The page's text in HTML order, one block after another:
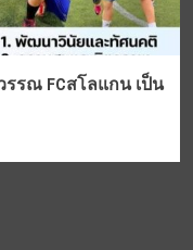
รณ FCสโลแกน เป็น